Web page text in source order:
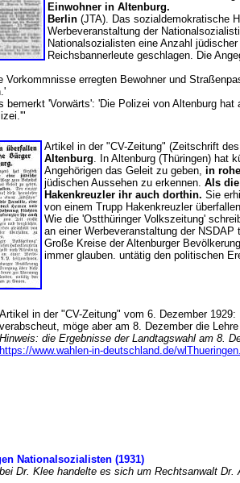
Einwohner in Altenburg.
Berlin (JTA). Das sozialdemokratische
Werbeveranstaltung der
Nationalsozialisten eine Anzahl
Reichsbannerleute geschlagen. Die
Vorkommnisse erregten Bewohner und
bemerkt 'Vorwärts': 'Die Polizei von Altenburg
Artikel in der "CV-Zeitung" (Zeitschrift
Altenburg. In Altenburg (Thüringen) hat
Angehörigen das Geleit zu geben, in
jüdischen Aussehen zu erkennen. Als
Hakenkreuzler ihr auch dorthin. Sie
von einem Trupp Hakenkreuzler
Wie die 'Ostthüringer Volkszeitung'
an einer Werbeveranstaltung der NSDAP
Große Kreise der Altenburger
immer glauben. untätig den politischen
Artikel in der "CV-Zeitung" vom 6. Dezember 1929:
verabscheut, möge aber am 8. Dezember die
Hinweis: die Ergebnisse der Landtagswahl am 8.
https://www.wahlen-in-deutschland.de/
Nationalsozialisten (1931)
Dr. Klee handelte es sich um Rechtsanwalt